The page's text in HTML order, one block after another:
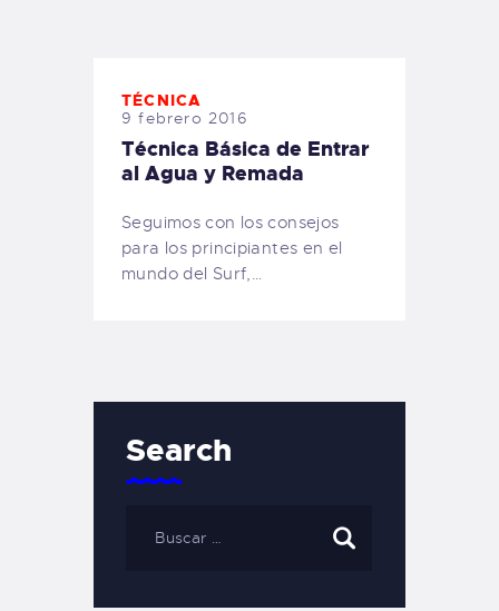
TÉCNICA
9 febrero 2016
Técnica Básica de Entrar
al Agua y Remada
Seguimos con los consejos
para los principiantes en el
mundo del Surf,…
Search